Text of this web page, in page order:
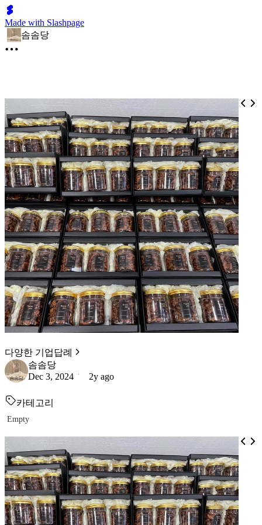
Made with Slashpage
솜솜당
다양한 기업답례
솜솜당
Dec 3, 2024
2y ago
카테고리
Empty